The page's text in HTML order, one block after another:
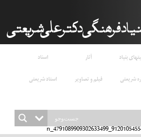
بنیاد آثار
اسناد
شریعتی فیلم و تصاویر
استاد شریعتی